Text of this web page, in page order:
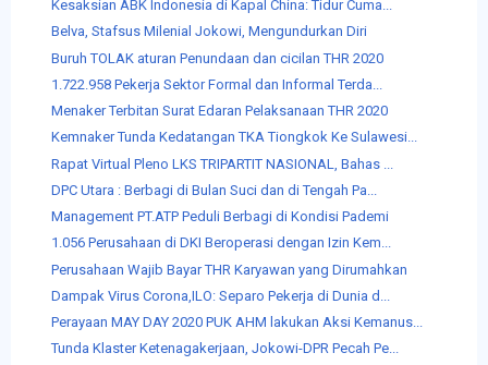
Kesaksian ABK Indonesia di Kapal China: Tidur Cuma...
Belva, Stafsus Milenial Jokowi, Mengundurkan Diri
Buruh TOLAK aturan Penundaan dan cicilan THR 2020
1.722.958 Pekerja Sektor Formal dan Informal Terda...
Menaker Terbitan Surat Edaran Pelaksanaan THR 2020
Kemnaker Tunda Kedatangan TKA Tiongkok Ke Sulawesi...
Rapat Virtual Pleno LKS TRIPARTIT NASIONAL, Bahas ...
DPC Utara : Berbagi di Bulan Suci dan di Tengah Pa...
Management PT.ATP Peduli Berbagi di Kondisi Pademi
1.056 Perusahaan di DKI Beroperasi dengan Izin Kem...
Perusahaan Wajib Bayar THR Karyawan yang Dirumahkan
Dampak Virus Corona,ILO: Separo Pekerja di Dunia d...
Perayaan MAY DAY 2020 PUK AHM lakukan Aksi Kemanus...
Tunda Klaster Ketenagakerjaan, Jokowi-DPR Pecah Pe...